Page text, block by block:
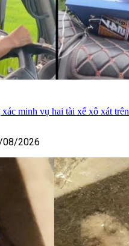
minh vụ hai tài xế xô xát
08/2026